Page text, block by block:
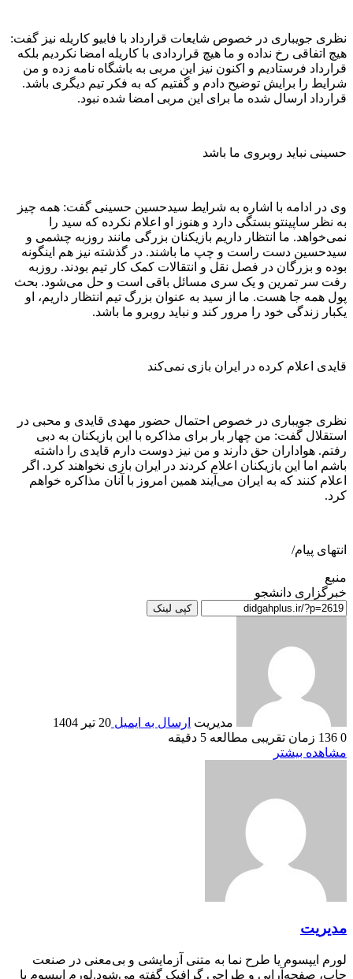
نظری جویباری در خصوص شایعات قرارداد با فابیو کاریله نیز گفت:
هیچ اتفاقی رخ نداده و ما هیچ قراردادی با کاریله امضا نکردیم بلکه
قرارداد فرستادیم و اکنون نیز این مربی به باشگاه نامه زده و من
شرایط را برایش توضیح دادم و گفتیم که به فکر تیم دیگری باشد.
قرارداد ارسال شده ما برای این مربی امضا شده نبود.
حسینی نباید روبروی ما باشد
وی در ادامه با اشاره به شرایط سیدحسین حسینی گفت: همه چیز
به نظر ساپینتو بستگی دارد و هنوز او اعلام نکرده که سید را
نمی‌خواهد. ما انتظار داریم بازیکنان بزرگی مانند روزبه چشمی و
سیدحسین دست راست و چپ ما باشند. در گذشته نیز هم اینگونه
بوده و بزرگان در فصل نقل و انتقالات کمک کار تیم بودند. روزبه
رفت سر تمرین و یک سری مسائل باقی است و حل می‌شود. بحث
پول همه جا هست. ما از سید به عنوان بزرگ تیم انتظار داریم، او
یکبار زندگی خود را مرور کند و نباید روبرو ما باشد.
قایدی اعلام کرده در ایران بازی نمی‌کند
نظری جویباری در خصوص احتمال حضور مهدی قایدی و محبی در
استقلال گفت: من چهار بار برای مذاکره با این بازیکنان به دبی
رفتم. هواداران حق دارند و من نیز دوست دارم قایدی را داشته
باشم اما این بازیکنان اعلام کردند در ایران بازی نخواهند کرد. اگر
اعلام کنند که به ایران می‌آیند همین امروز با آنان مذاکره خواهم
کرد.
انتهای پیام/
منبع
خبرگزاری دانشجو
کپی لینک
مدیریت ارسال به ایمیل 20 تیر 1404
0
زمان تقریبی مطالعه 5 دقیقه
مشاهده بیشتر
مدیریت
لورم ایپسوم یا طرح‌ نما به متنی آزمایشی و بی‌معنی در صنعت
چاپ، صفحه‌آرایی و طراحی گرافیک گفته می‌شود.لورم ایپسوم یا